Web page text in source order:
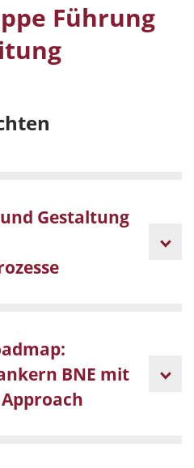
Führung
Gestaltung
BNE mit